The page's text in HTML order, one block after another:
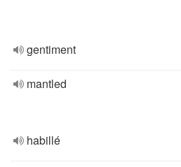
gentiment
mantled
habillé